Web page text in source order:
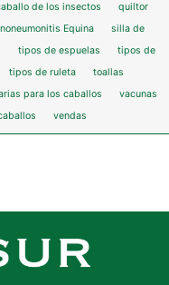
de los insectos
quiltor
Equina
silla de
tipos de espuelas
tipos de
tipos de ruleta
toallas
para los caballos
vacunas
vendas